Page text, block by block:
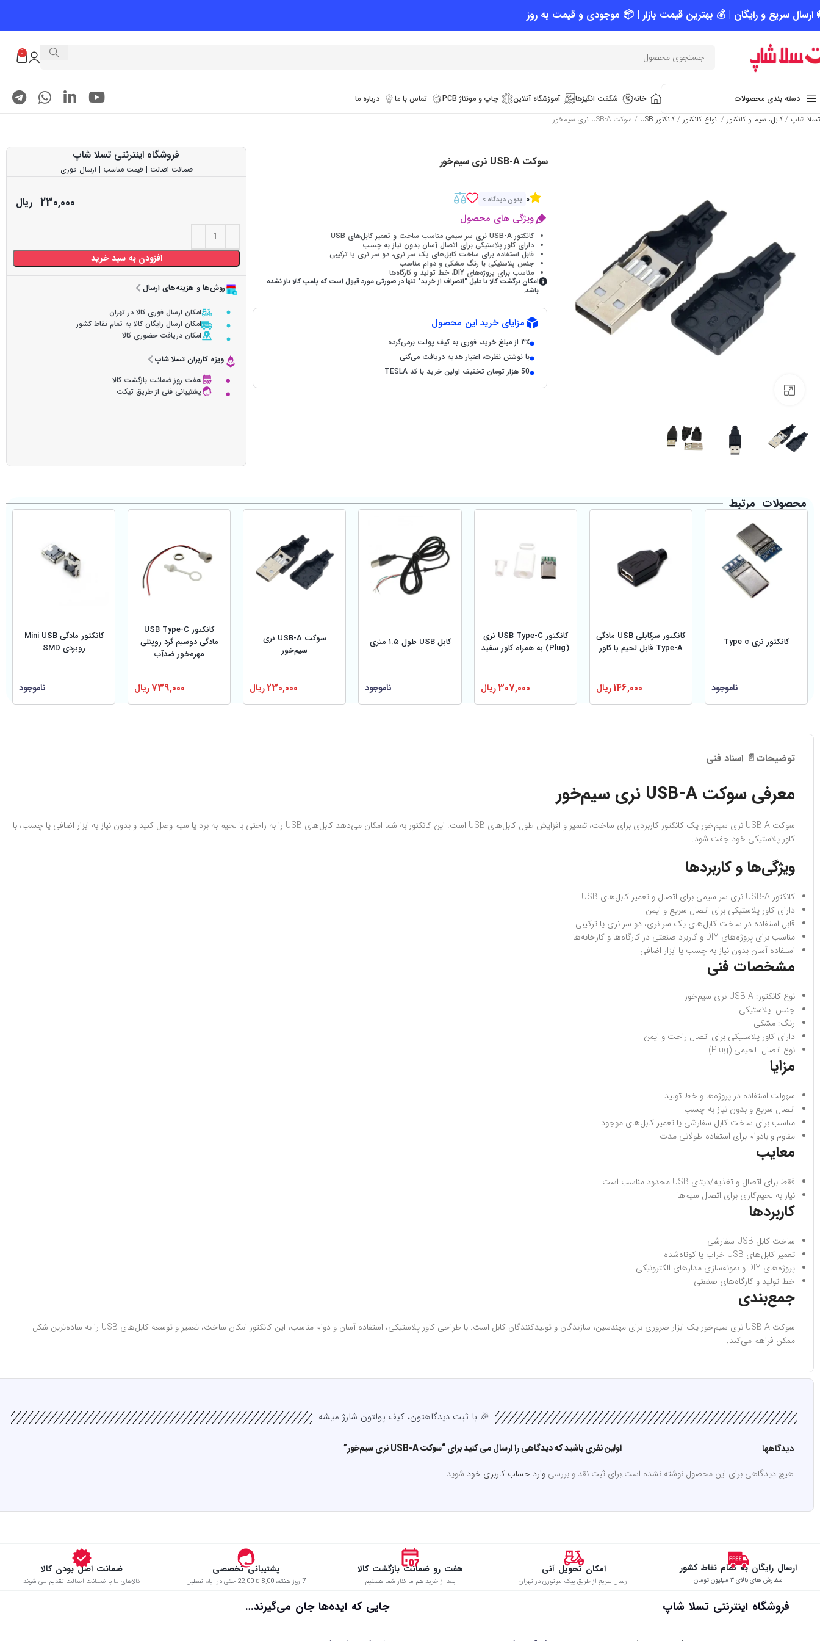
ارسال سریع و رایگان | 💰 بهترین قیمت بازار | 📦 موجودی و قیمت به روز
0
دسته بندی محصولات خانه شگفت انگیزها آموزشگاه آنلاین چاپ و مونتاژ PCB تماس با ما
درباره ما
تسلا شاپ / کابل، سیم و کانکتور / انواع کانکتور / کانکتور USB / سوکت USB-A نری سیم‌خور
سوکت USB-A نری سیم‌خور
0 بدون دیدگاه >
ویژگی های محصول
کانکتور USB-A نری سر سیمی مناسب ساخت و تعمیر کابل‌های USB
دارای کاور پلاستیکی برای اتصال آسان بدون نیاز به چسب
قابل استفاده برای ساخت کابل‌های یک سر نری، دو سر نری یا ترکیبی
جنس پلاستیکی با رنگ مشکی و دوام مناسب
مناسب برای پروژه‌های DIY، خط تولید و کارگاه‌ها
امکان برگشت کالا با دلیل "انصراف از خرید" تنها در صورتی مورد قبول است که پلمپ کالا باز نشده
باشد.
مزایای خرید این محصول
۳٪ از مبلغ خرید، فوری به کیف پولت برمی‌گرده
با نوشتن نظرت، اعتبار هدیه دریافت می‌کنی
50 هزار تومان تخفیف اولین خرید با کد TESLA
فروشگاه اینترنتی تسلا شاپ
ضمانت اصالت | قیمت مناسب | ارسال فوری
230,000 ریال
افزودن به سبد خرید
روش‌ها و هزینه‌های ارسال
امکان ارسال فوری کالا در تهران
امکان ارسال رایگان کالا به تمام نقاط کشور
امکان دریافت حضوری کالا
ویژه کاربران تسلا شاپ
هفت روز ضمانت بازگشت کالا
پشتیبانی فنی از طریق تیکت
محصولات مرتبط
کانکتور نری Type c
ناموجود
کانکتور سرکابلی USB مادگی
Type-A قابل لحیم با کاور
146,000ریال
کانکتور USB Type-C نری
(Plug) به همراه کاور سفید
307,000ریال
کابل USB طول ۱.۵ متری
ناموجود
سوکت USB-A نری
سیم‌خور
230,000ریال
کانکتور USB Type-C
مادگی دوسیم گرد روپنلی
مهره‌خور ضدآب
739,000ریال
کانکتور مادگی Mini USB
روبردی SMD
ناموجود
توضیحات📄 اسناد فنی
معرفی سوکت USB-A نری سیم‌خور
سوکت USB-A نری سیم‌خور یک کانکتور کاربردی برای ساخت، تعمیر و افزایش طول کابل‌های USB است. این کانکتور به شما امکان می‌دهد کابل‌های USB را به راحتی با لحیم به برد یا سیم وصل کنید و بدون نیاز به ابزار اضافی یا چسب، با
کاور پلاستیکی خود جفت شود.
ویژگی‌ها و کاربردها
کانکتور USB-A نری سر سیمی برای اتصال و تعمیر کابل‌های USB
دارای کاور پلاستیکی برای اتصال سریع و ایمن
قابل استفاده در ساخت کابل‌های یک سر نری، دو سر نری یا ترکیبی
مناسب برای پروژه‌های DIY و کاربرد صنعتی در کارگاه‌ها و کارخانه‌ها
استفاده آسان بدون نیاز به چسب یا ابزار اضافی
مشخصات فنی
نوع کانکتور: USB-A نری سیم‌خور
جنس: پلاستیکی
رنگ: مشکی
دارای کاور پلاستیکی برای اتصال راحت و ایمن
نوع اتصال: لحیمی (Plug)
مزایا
سهولت استفاده در پروژه‌ها و خط تولید
اتصال سریع و بدون نیاز به چسب
مناسب برای ساخت کابل سفارشی یا تعمیر کابل‌های موجود
مقاوم و بادوام برای استفاده طولانی مدت
معایب
فقط برای اتصال و تغذیه/دیتای USB محدود مناسب است
نیاز به لحیم‌کاری برای اتصال سیم‌ها
کاربردها
ساخت کابل USB سفارشی
تعمیر کابل‌های USB خراب یا کوتاه‌شده
پروژه‌های DIY و نمونه‌سازی مدارهای الکترونیکی
خط تولید و کارگاه‌های صنعتی
جمع‌بندی
سوکت USB-A نری سیم‌خور یک ابزار ضروری برای مهندسین، سازندگان و تولیدکنندگان کابل است. با طراحی کاور پلاستیکی، استفاده آسان و دوام مناسب، این کانکتور امکان ساخت، تعمیر و توسعه کابل‌های USB را به ساده‌ترین شکل
ممکن فراهم می‌کند.
🎉 با ثبت دیدگاهتون، کیف پولتون شارژ میشه
دیدگاهها
هیچ دیدگاهی برای این محصول نوشته نشده است.
اولین نفری باشید که دیدگاهی را ارسال می کنید برای “سوکت USB-A نری سیم‌خور”
برای ثبت نقد و بررسی وارد حساب کاربری خود شوید.
ارسال رایگان به تمام نقاط کشور
سفارش های بالای ۳ میلیون تومان
امکان تحویل آنی
ارسال سریع از طریق پیک موتوری در تهران
هفت رو ضمانت بازگشت کالا
بعد از خرید هم ما کنار شما هستیم
پشتیبانی تخصصی
7 روز هفته، 8:00 تا 22:00 حتی در ایام تعطیل
ضمانت اصل بودن کالا
کالاهای ما با ضمانت اصالت تقدیم می شوند
فروشگاه اینترنتی تسلا شاپ جایی که ایده‌ها جان می‌گیرند…